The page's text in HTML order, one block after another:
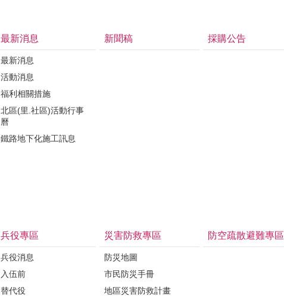
最新消息
最新消息
活動消息
福利相關措施
北區(里.社區)活動行事
曆
鐵路地下化施工訊息
新聞稿 採購公告
兵役專區
兵役消息
入伍前
替代役
災害防救專區
防災地圖
市民防災手冊
地區災害防救計畫
防空疏散避難專區